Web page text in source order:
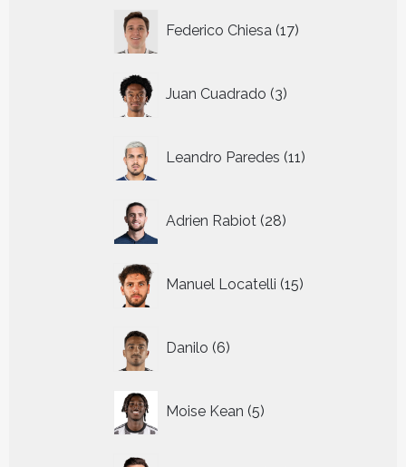
Federico Chiesa 17
producten
Juan Cuadrado 3
producten
Leandro Paredes 11
producten
Adrien Rabiot 28
producten
Manuel Locatelli 15
producten
Danilo 6
producten
Moise Kean 5
producten